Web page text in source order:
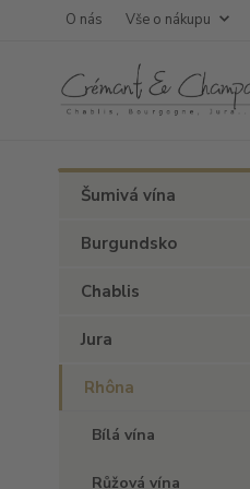
O nás Vše o nákupu
Šumivá vína
Burgundsko
Chablis
Jura
Rhôna
Bílá vína
Růžová vína